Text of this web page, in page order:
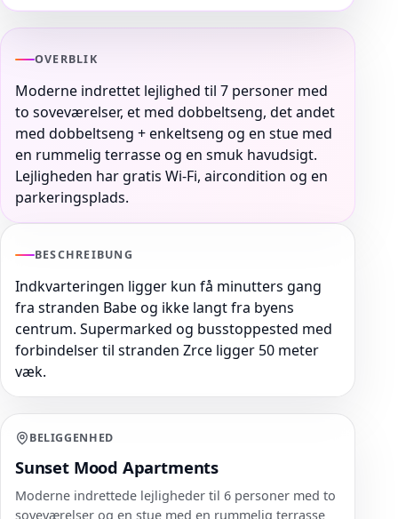
OVERBLIK
Moderne indrettet lejlighed til 7 personer med
to soveværelser, et med dobbeltseng, det andet
med dobbeltseng + enkeltseng og en stue med
en rummelig terrasse og en smuk havudsigt.
Lejligheden har gratis Wi-Fi, aircondition og en
parkeringsplads.
BESCHREIBUNG
Indkvarteringen ligger kun få minutters gang
fra stranden Babe og ikke langt fra byens
centrum. Supermarked og busstoppested med
forbindelser til stranden Zrce ligger 50 meter
væk.
BELIGGENHED
Sunset Mood Apartments
Moderne indrettede lejligheder til 6 personer med to
soveværelser og en stue med en rummelig terrasse